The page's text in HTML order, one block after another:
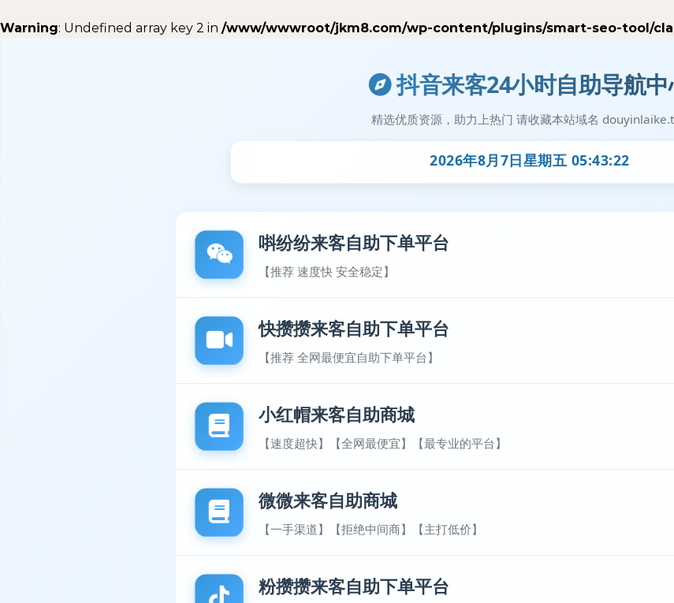
Warning: Undefined array key 2 in /www/wwwroot/jkm8.com/wp-content/plugins/smart-seo-tool/